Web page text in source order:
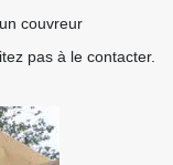
couvreur
pas à le contacter.